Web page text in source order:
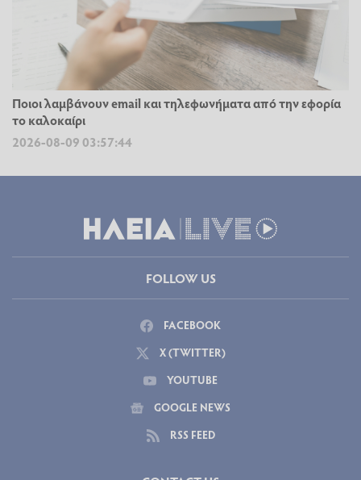
Ποιοι λαμβάνουν email και τηλεφωνήματα από την εφορία
το καλοκαίρι
2026-08-09 03:57:44
FOLLOW US
FACEBOOK
X (TWITTER)
YOUTUBE
GOOGLE NEWS
RSS FEED